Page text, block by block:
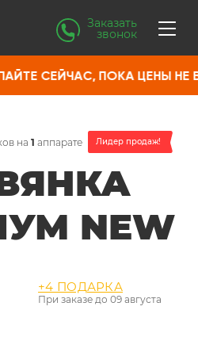
Заказать
звонок
ПОКА ЦЕНЫ НЕ ВЫРОСЛИ
NEW
на 1 аппарате Лидер продаж!
+4 ПОДАРКА
При заказе до09 августа